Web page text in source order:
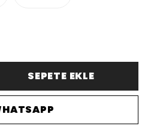
SEPETE EKLE